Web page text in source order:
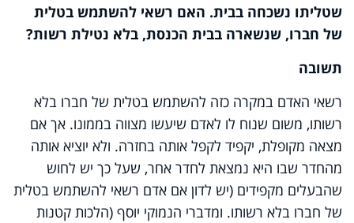
שטליתו נשכחה בבית. האם רשאי להשתמש בטלית
של חברו, שנשארה בבית הכנסת, בלא נטילת רשות?
תשובה
רשאי האדם במקרה כזה להשתמש בטלית של חברו בלא
רשותו, משום שנוח לו לאדם שיעשו מצווה בממונו. אך אם
מצאה מקופלת, יקפיד לקפל אותה בחזרה. ולא יוציא אותה
מהחדר שבו היא נמצאת לחדר אחר, שעל כך יש לחוש
שהבעלים מקפידים (יש לדון אם אדם רשאי להשתמש בטלית
של חברו בלא רשותו. ומדברי הנמוקי יוסף (הלכות קטנות